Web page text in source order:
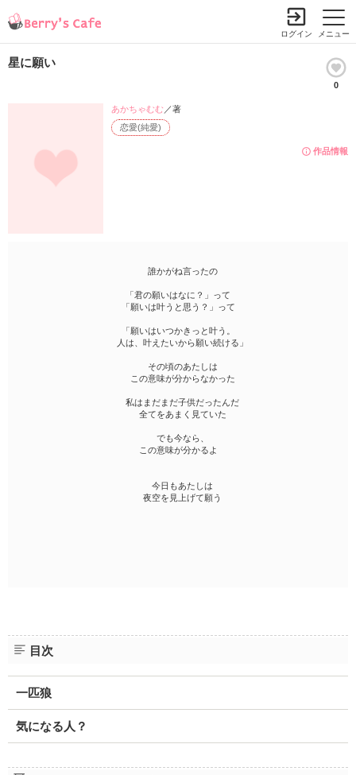
メニュー
ログイン
星に願い
0
作品情報
恋愛(純愛)
あかちゃむむ ／著
誰かがね言ったの
「君の願いはなに？」って
「願いは叶うと思う？」って
「願いはいつかきっと叶う。
人は、叶えたいから願い続ける」
その頃のあたしは
この意味が分からなかった
私はまだまだ子供だったんだ
全てをあまく見ていた
でも今なら、
この意味が分かるよ
今日もあたしは
夜空を見上げて願う
目次
一匹狼
気になる人？